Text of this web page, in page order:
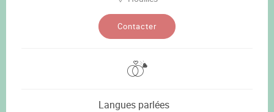
Contacter
Langues parlées